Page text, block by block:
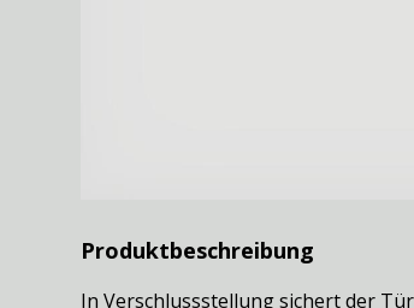
Produktbeschreibung
In Verschlussstellung sichert der